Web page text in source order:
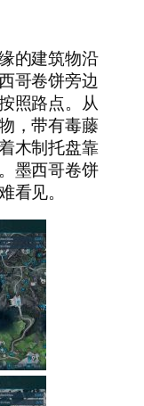
的建筑物沿
哥卷饼旁边
照路点。从
，带有毒藤
木制托盘靠
墨西哥卷饼
看见。